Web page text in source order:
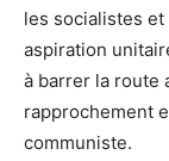
les socialistes
aspiration
à barrer la route
rapprochement
communiste.